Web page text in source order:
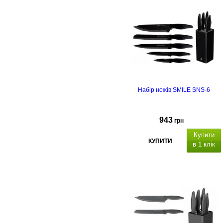
Набір ножів SMILE SNS-6
943 грн
КУПИТИ
Купити
в 1 клік
з нековзним покриттям
touch